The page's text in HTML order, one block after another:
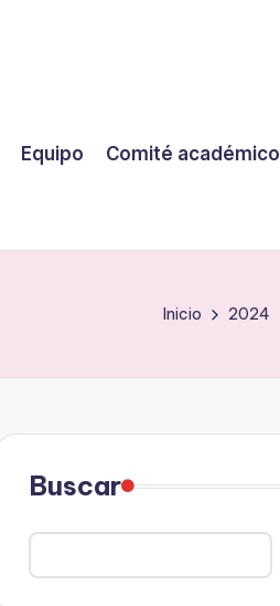
Equipo Comité académico
Inicio 2024
Buscar